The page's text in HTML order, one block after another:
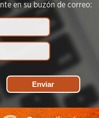
en su buzón de correo: